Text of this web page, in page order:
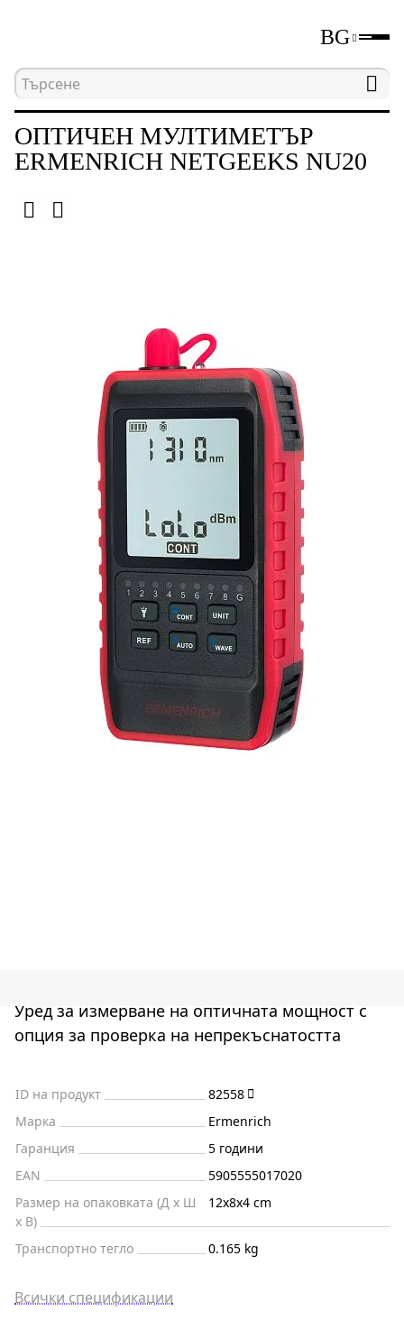
BG
Начална страница Тестващи
ОПТИЧЕН МУЛТИМЕТЪР
ERMENRICH NETGEEKS NU20
Уред за измерване на оптичната мощност с
опция за проверка на непрекъснатостта
ID на продукт
82558
Марка
Ermenrich
Гаранция
5 години
EAN
5905555017020
Размер на опаковката (Д x Ш
x В)
12x8x4 cm
Транспортно тегло 0.165 kg
Всички спецификации